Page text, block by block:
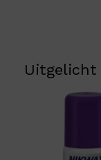
Uitgelicht